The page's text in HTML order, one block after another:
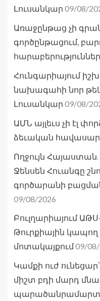
Լուսանկար 09/08/
Առաջընթաց չի
գործընթացում,
Հունգարիայում
նախագահի նոր
Լուսանկար 09/08/
ԱՄՆ այլեւս չի էլ
ձեւական
Ողջույն
Ջենսեն Հուանգը
գործարանի
09/08/2026
Բուլղարիայում
Թուրքիային
մոտակայքում09/
Կամքի ուժ
միշտ բդի մարդ